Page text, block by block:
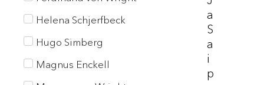
Helena Schjerfbeck
Hugo Simberg
Magnus Enckell
A
S
A
I
P